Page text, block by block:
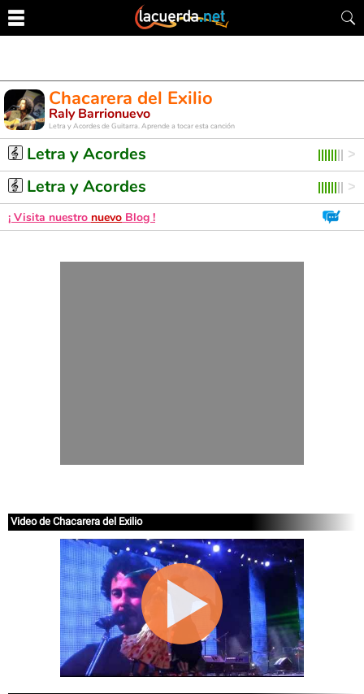
Chacarera del Exilio
Raly Barrionuevo
Letra y Acordes de Guitarra. Aprende a tocar esta canción
Letra y Acordes
Letra y Acordes
¡ Visita nuestro nuevo Blog !
Video de Chacarera del Exilio